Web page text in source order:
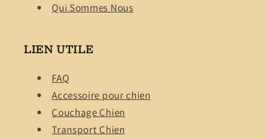
Qui Sommes Nous
LIEN UTILE
FAQ
Accessoire pour chien
Couchage Chien
Transport Chien